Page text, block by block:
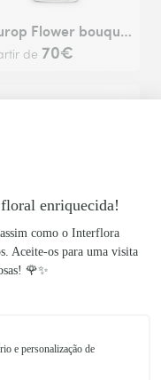
Fleurop Flower bouquet 'Scent of Summer'
de 70€